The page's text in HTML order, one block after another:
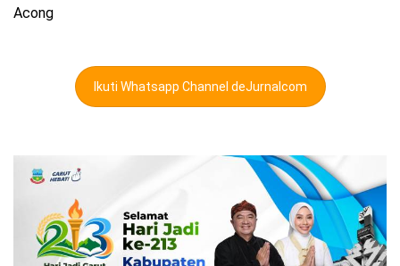
Acong
Ikuti Whatsapp Channel deJurnalcom